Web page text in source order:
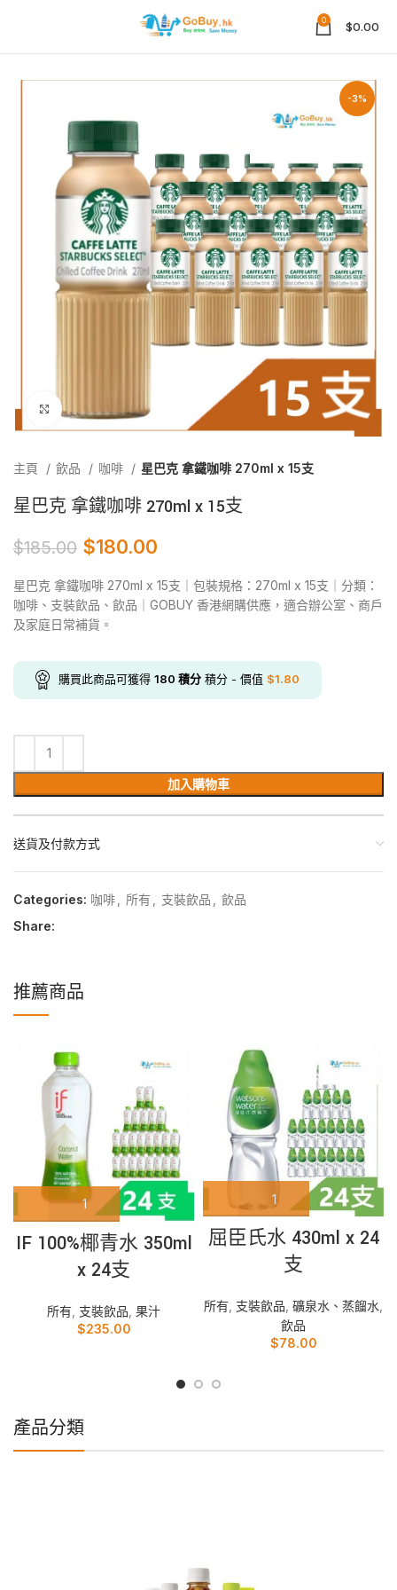
0 $0.00
-3%
Click to enlarge
主頁 飲品 咖啡 星巴克 拿鐵咖啡 270ml x 15支
星巴克 拿鐵咖啡 270ml x 15支
$185.00 $180.00
星巴克 拿鐵咖啡 270ml x 15支｜包裝規格：270ml x 15支｜分類：
咖啡、支裝飲品、飲品｜GOBUY 香港網購供應，適合辦公室、商戶
及家庭日常補貨。
購買此商品可獲得 180 積分 積分 - 價值 $1.80
加入購物車
送貨及付款方式
Categories: 咖啡 所有 支裝飲品
飲品
Share:
推薦商品
IF 100%椰青水 350ml
x 24支
所有 支裝飲品 果汁
$235.00
屈臣氏水 430ml x 24
支
所有, 支裝飲品, 礦泉水、蒸餾水,
飲品
$78.00
產品分類